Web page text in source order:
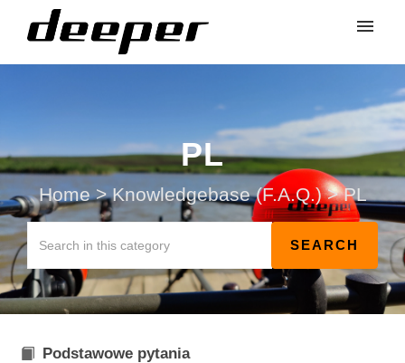
PL
Home > Knowledgebase (F.A.Q.) > PL
Podstawowe pytania